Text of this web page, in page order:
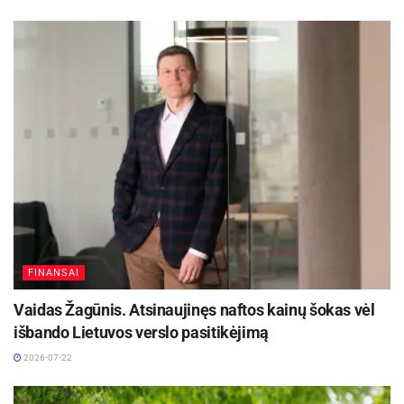
Neretai paaiškėja, kad turtas priklauso
skirtingiems savininkams, todėl pirmiausia reikia
jį padalinti ir tas dalis įteisinti“, – sako VGTPT
direktorė Anželika Banevičienė.
Anot direktorės, augant emigracijai seni, ligoti
tėvai ar globėjai dažnai paliekami vieni Lietuvoje
be priežiūros, išlaikymo. Tokiai atvejais situacija
nėra beviltiška – yra galimybė prisiteisti
išlaikymą ir iš emigravusiųjų.
Aktualios naujienos
DHL perka „Venipak“ grupę: stiprins pozicijas
Baltijos šalyse
FINANSAI
Vaidas Žagūnis. Atsinaujinęs naftos kainų šokas vėl
išbando Lietuvos verslo pasitikėjimą
2026-07-22